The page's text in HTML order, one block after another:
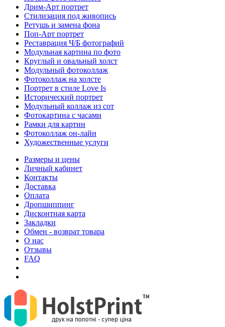
Дрим-Арт портрет
Стилизация под живопись
Ретушь и замена фона
Поп-Арт портрет
Реставрация Ч/Б фотографий
Модульная картина по фото
Круглый и овальный холст
Модульный фотоколлаж
Фотоколлаж на холсте
Портрет в стиле Love Is
Исторический портрет
Модульный коллаж из сот
Фотокартина с часами
Рамки для картин
Фотоколлаж он-лайн
Художественные услуги
Размеры и цены
Личный кабинет
Контакты
Доставка
Оплата
Дропшиппинг
Дисконтная карта
Закладки
Обмен - возврат товара
О нас
Отзывы
FAQ